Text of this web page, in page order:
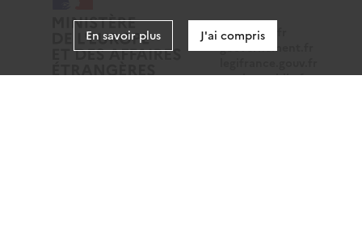
data.gouv.fr
gouvernement.fr
service-public.fr
En savoir plus J'ai compris